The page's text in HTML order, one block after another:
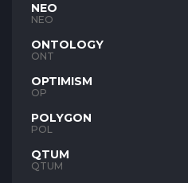
NEO
NEO
ONTOLOGY
ONT
OPTIMISM
OP
POLYGON
POL
QTUM
QTUM